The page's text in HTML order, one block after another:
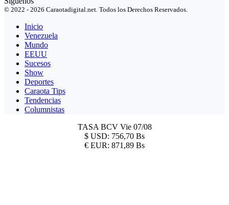
© 2022 - 2026 Caraotadigital.net. Todos los Derechos Reservados.
Inicio
Venezuela
Mundo
EEUU
Sucesos
Show
Deportes
Caraota Tips
Tendencias
Columnistas
TASA BCV Vie 07/08
$ USD: 756,70 Bs
€ EUR: 871,89 Bs